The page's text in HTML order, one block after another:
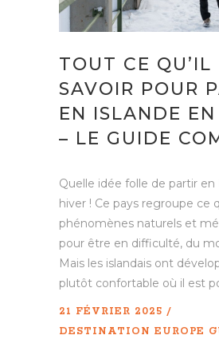
TOUT CE QU’IL
SAVOIR POUR
EN ISLANDE
– LE GUIDE
Quelle idée folle de partir en
hiver ! Ce pays regroupe ce
phénomènes naturels et
pour être en difficulté, du
Mais les islandais ont
plutôt confortable où il est
21 FÉVRIER 2025
DESTINATION EUROPE